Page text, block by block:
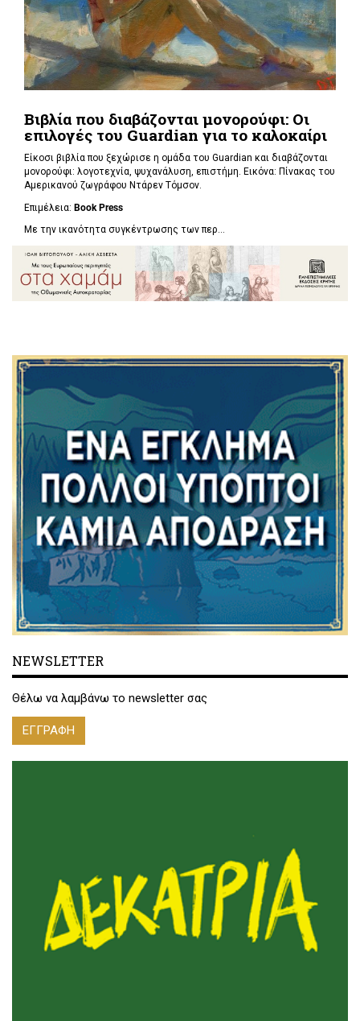
Βιβλία που διαβάζονται μονορούφι: Οι
επιλογές του Guardian για το καλοκαίρι
Είκοσι βιβλία που ξεχώρισε η ομάδα του Guardian και διαβάζονται
μονορούφι: λογοτεχνία, ψυχανάλυση, επιστήμη. Εικόνα: Πίνακας του
Αμερικανού ζωγράφου Ντάρεν Τόμσον.
Επιμέλεια: Book Press
Με την ικανότητα συγκέντρωσης των περ...
NEWSLETTER
Θέλω να λαμβάνω το newsletter σας
ΕΓΓΡΑΦΗ